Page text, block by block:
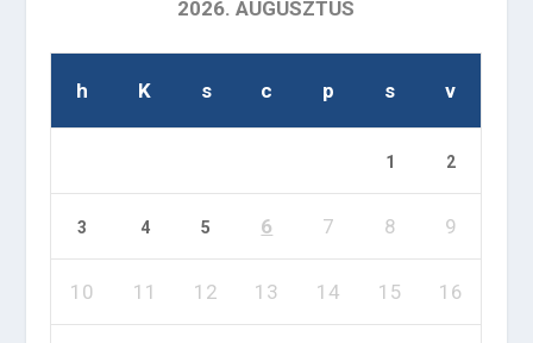
2026. AUGUSZTUS
h K s c p s v
1 2
3 4 5 6 7 8 9
10 11 12 13 14 15 16